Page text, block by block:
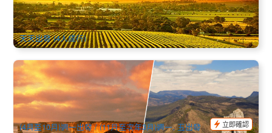
2.6k 已預訂
AUD $188.00 $198.00
ADL10045
天天出發 (4人成行)
墨爾本大洋路+格蘭坪國家公園2天1夜深度探索 (英文) 可選墨
爾本來回 或 墨爾本出發-阿德雷德下車
262 已預訂
AUD $511.00 $595.00
MEL05239
(4月至10月)週一出發 / (11月至次年3月)週一, 五出發
立即確認